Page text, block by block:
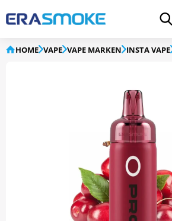
HOME VAPE VAPE MARKEN INSTA VAPE